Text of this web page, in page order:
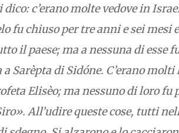
c’erano molte vedove in
fu chiuso per tre anni e sei mesi
il paese; ma a nessuna di esse
a Sarèpta di Sidóne. C’erano
Elisèo; ma nessuno di loro fu
All’udire queste cose, tutti